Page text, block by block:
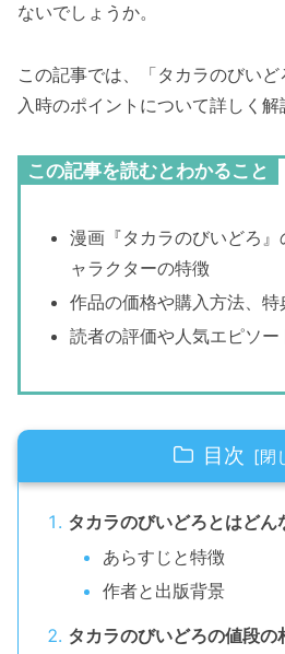
ないでしょうか。
この記事では、「タカラのびい
入時のポイントについて詳しく解
この記事を読むとわかること
漫画『タカラのびいどろ
ャラクターの特徴
作品の価格や購入方法、特
読者の評価や人気エピソー
目次
タカラのびいどろとはどん
あらすじと特徴
作者と出版背景
タカラのびいどろの値段の